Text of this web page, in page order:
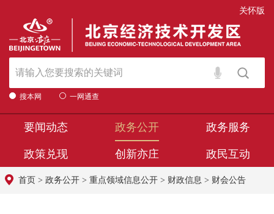
关怀版
搜本网 一网通查
要闻动态 政务公开 政务服务
政策兑现 创新亦庄 政民互动
首页 > 政务公开 > 重点领域信息公开 > 财政信息 > 财会公告